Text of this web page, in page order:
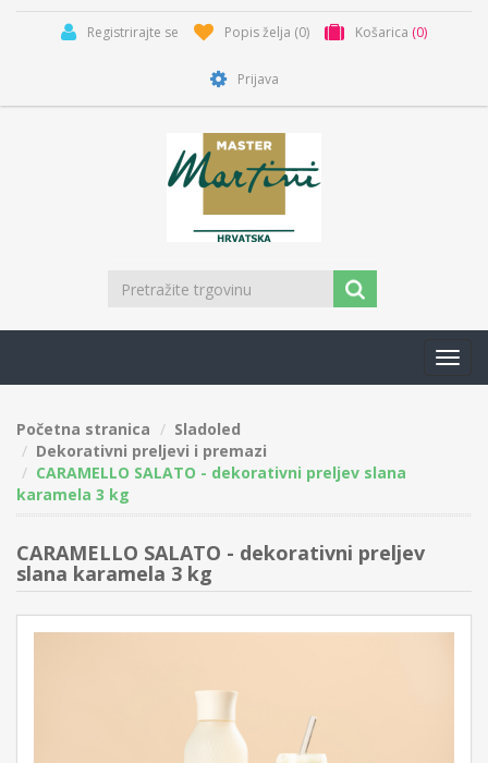
Registrirajte se Popis želja (0) Košarica (0)
Prijava
Početna stranica
Sladoled
Dekorativni preljevi i premazi
CARAMELLO SALATO - dekorativni preljev slana
karamela 3 kg
CARAMELLO SALATO - dekorativni preljev
slana karamela 3 kg